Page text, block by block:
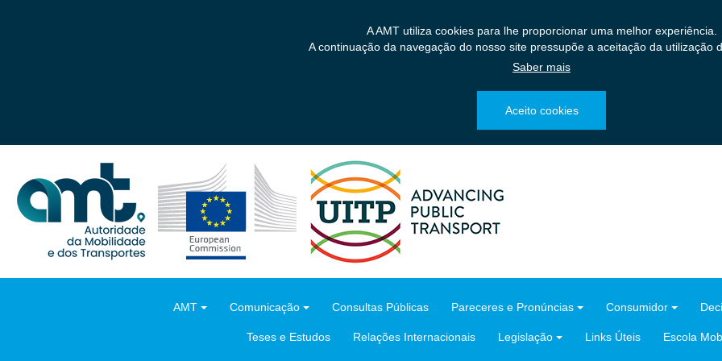
A AMT utiliza cookies para lhe proporcionar uma melhor experiência.
A continuação da navegação do nosso site pressupõe a aceitação da utilização
Saber mais
Aceito cookies
AMT Comunicação Consultas Públicas Pareceres e Pronúncias Consumidor
Teses e Estudos Relações Internacionais Legislação Links Úteis Escola